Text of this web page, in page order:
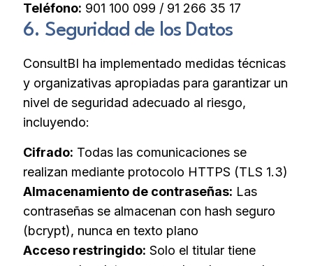
Teléfono: 901 100 099 / 91 266 35 17
6. Seguridad de los Datos
ConsultBI ha implementado medidas técnicas
y organizativas apropiadas para garantizar un
nivel de seguridad adecuado al riesgo,
incluyendo:
Cifrado: Todas las comunicaciones se
realizan mediante protocolo HTTPS (TLS 1.3)
Almacenamiento de contraseñas: Las
contraseñas se almacenan con hash seguro
(bcrypt), nunca en texto plano
Acceso restringido: Solo el titular tiene